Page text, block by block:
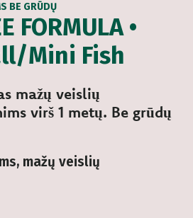
FORMULA •
Mini Fish
BE GRŪDŲ
mažų veislių
virš 1 metų. Be grūdų
mažų veislių